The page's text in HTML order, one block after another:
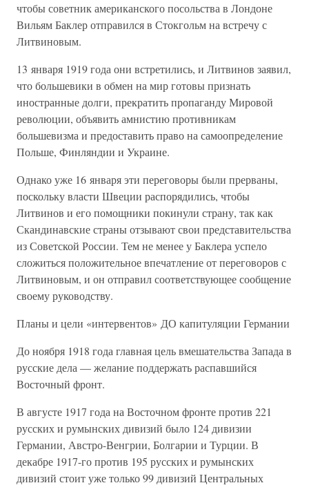
чтобы советник американского посольства в Лондоне
Вильям Баклер отправился в Стокгольм на встречу с
Литвиновым.
13 января 1919 года они встретились, и Литвинов заявил,
что большевики в обмен на мир готовы признать
иностранные долги, прекратить пропаганду Мировой
революции, объявить амнистию противникам
большевизма и предоставить право на самоопределение
Польше, Финляндии и Украине.
Однако уже 16 января эти переговоры были прерваны,
поскольку власти Швеции распорядились, чтобы
Литвинов и его помощники покинули страну, так как
Скандинавские страны отзывают свои представительства
из Советской России. Тем не менее у Баклера успело
сложиться положительное впечатление от переговоров с
Литвиновым, и он отправил соответствующее сообщение
своему руководству.
Планы и цели «интервентов» ДО капитуляции Германии
До ноября 1918 года главная цель вмешательства Запада в
русские дела — желание поддержать распавшийся
Восточный фронт.
В августе 1917 года на Восточном фронте против 221
русских и румынских дивизий было 124 дивизии
Германии, Австро-Венгрии, Болгарии и Турции. В
декабре 1917-го против 195 русских и румынских
дивизий стоит уже только 99 дивизий Центральных